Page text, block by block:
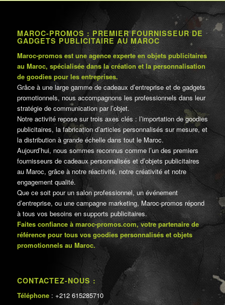
MAROC-PROMOS : PREMIER FOURNISSEUR DE
GADGETS PUBLICITAIRE AU MAROC
Maroc-promos est une agence experte en objets publicitaires
au Maroc, spécialisée dans la création et la personnalisation
de goodies pour les entreprises.
Grâce à une large gamme de cadeaux d’entreprise et de gadgets
promotionnels, nous accompagnons les professionnels dans leur
stratégie de communication par l’objet.
Notre activité repose sur trois axes clés : l’importation de goodies
publicitaires, la fabrication d’articles personnalisés sur mesure, et
la distribution à grande échelle dans tout le Maroc.
Aujourd’hui, nous sommes reconnus comme l’un des premiers
fournisseurs de cadeaux personnalisés et d’objets publicitaires
au Maroc, grâce à notre réactivité, notre créativité et notre
engagement qualité.
Que ce soit pour un salon professionnel, un événement
d’entreprise, ou une campagne marketing, Maroc-promos répond
à tous vos besoins en supports publicitaires.
Faites confiance à maroc-promos.com, votre partenaire de
référence pour tous vos goodies personnalisés et objets
promotionnels au Maroc.
CONTACTEZ-NOUS :
Téléphone : +212 615285710